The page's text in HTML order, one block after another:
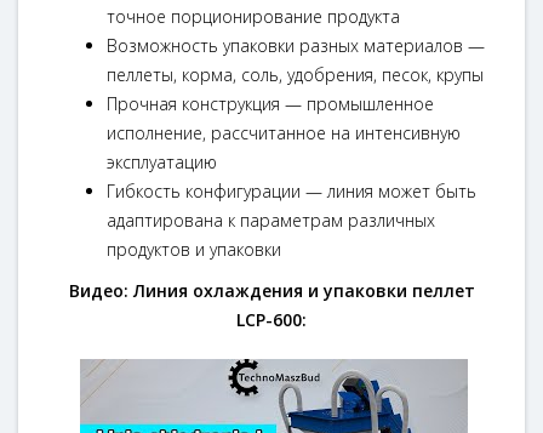
точное порционирование продукта
Возможность упаковки разных материалов —
пеллеты, корма, соль, удобрения, песок, крупы
Прочная конструкция — промышленное
исполнение, рассчитанное на интенсивную
эксплуатацию
Гибкость конфигурации — линия может быть
адаптирована к параметрам различных
продуктов и упаковки
Видео: Линия охлаждения и упаковки пеллет
LCP-600: